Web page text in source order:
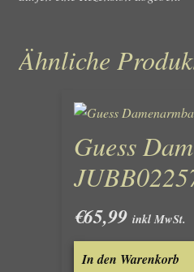
Ähnliche
Guess
€65,99 inkl MwSt.
In den Warenkorb